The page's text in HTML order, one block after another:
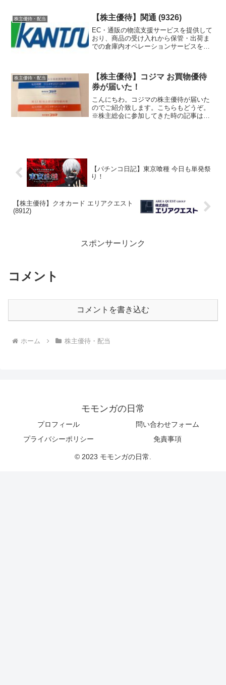
株主優待・配当 【株主優待】関通 (9326)
EC・通販の物流支援サービスを提供して
おり、商品の受け入れから保管・出荷ま
での倉庫内オペレーションサービスを展
株主優待・配当
【株主優待】コジマ お買物優待
券が届いた！
こんにちわ。コジマの株主優待が届いた
のでご紹介致します。こちらもどうぞ。
※株主総会に参加してきた時の記事は
【パチンコ日記】東京喰種 今日も単発祭
り！
【株主優待】クオカード エリアクエスト
(8912)
スポンサーリンク
コメント
コメントを書き込む
ホーム 株主優待・配当
モモンガの日常
プロフィール
問い合わせフォーム
プライバシーポリシー
免責事項
© 2023 モモンガの日常.